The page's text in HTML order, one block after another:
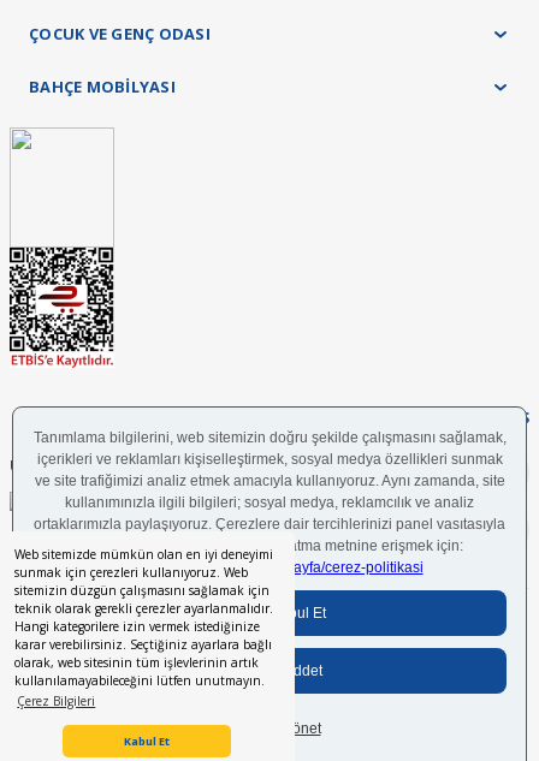
Web sitemizde mümkün olan en iyi deneyimi
sunmak için çerezleri kullanıyoruz. Web
sitemizin düzgün çalışmasını sağlamak için
teknik olarak gerekli çerezler ayarlanmalıdır.
Hangi kategorilere izin vermek istediğinize
karar verebilirsiniz. Seçtiğiniz ayarlara bağlı
olarak, web sitesinin tüm işlevlerinin artık
kullanılamayabileceğini lütfen unutmayın.
Çerez Bilgileri
Kabul Et
İstikbal Müşteri Asistanı
ÇOCUK VE GENÇ ODASI
BAHÇE MOBİLYASI
UYGULAMAMIZI İNDİRİN
FOLLOW US
Bilgi Toplumu Hizmetleri BGYS PolitikasıÇerez Politikası
© 2024 İstikbal Mobilya A.Ş.